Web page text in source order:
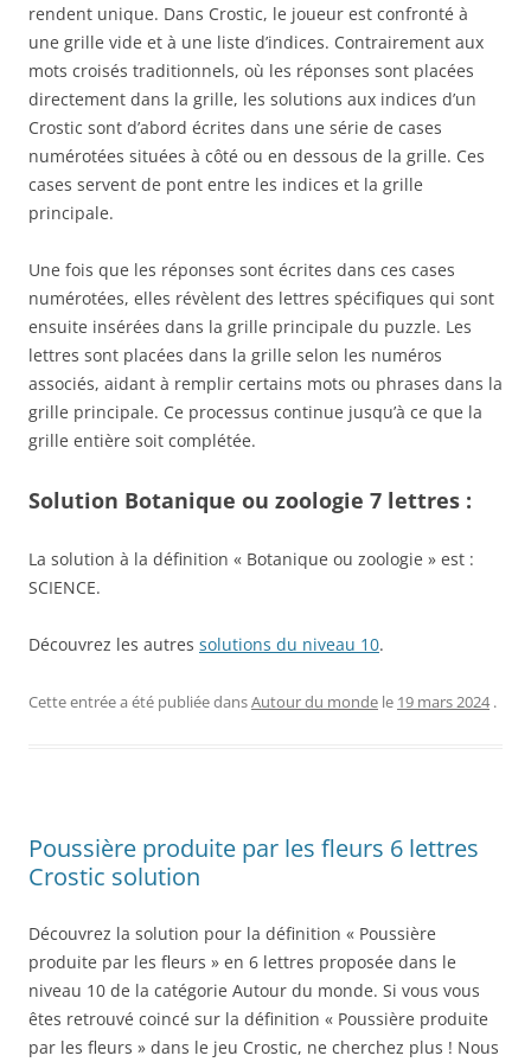
rendent unique. Dans Crostic, le joueur est confronté à
une grille vide et à une liste d’indices. Contrairement aux
mots croisés traditionnels, où les réponses sont placées
directement dans la grille, les solutions aux indices d’un
Crostic sont d’abord écrites dans une série de cases
numérotées situées à côté ou en dessous de la grille. Ces
cases servent de pont entre les indices et la grille
principale.
Une fois que les réponses sont écrites dans ces cases
numérotées, elles révèlent des lettres spécifiques qui sont
ensuite insérées dans la grille principale du puzzle. Les
lettres sont placées dans la grille selon les numéros
associés, aidant à remplir certains mots ou phrases dans la
grille principale. Ce processus continue jusqu’à ce que la
grille entière soit complétée.
Solution Botanique ou zoologie 7 lettres :
La solution à la définition « Botanique ou zoologie » est :
SCIENCE.
Découvrez les autres solutions du niveau 10.
Cette entrée a été publiée dansAutour du monde le 19 mars 2024 .
Poussière produite par les fleurs 6 lettres
Crostic solution
Découvrez la solution pour la définition « Poussière
produite par les fleurs » en 6 lettres proposée dans le
niveau 10 de la catégorie Autour du monde. Si vous vous
êtes retrouvé coincé sur la définition « Poussière produite
par les fleurs » dans le jeu Crostic, ne cherchez plus ! Nous